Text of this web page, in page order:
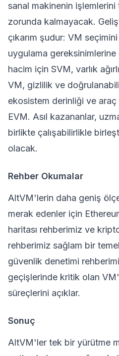
sanal makinenin işlemlerini
zorunda kalmayacak.
çıkarım şudur: VM
uygulama gereksinimlerine
hacim için SVM, varlık
VM, gizlilik ve
ekosistem derinliği ve
EVM. Asıl kazananlar,
birlikte çalışabilirlikle
olacak.
Rehber Okumalar
AltVM'lerin daha geniş
merak edenler için
haritası rehberimiz ve
rehberimiz sağlam bir
güvenlik denetimi
geçişlerinde kritik olan
süreçlerini açıklar.
Sonuç
AltVM'ler tek bir yürütme